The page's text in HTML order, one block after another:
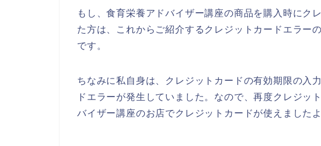
もし、食育栄養アドバイザー講座の商品を購入時にク
た方は、これからご紹介するクレジットカードエラー
です。
ちなみに私自身は、クレジットカードの有効期限の入
ドエラーが発生していました。なので、再度クレジッ
バイザー講座のお店でクレジットカードが使えました